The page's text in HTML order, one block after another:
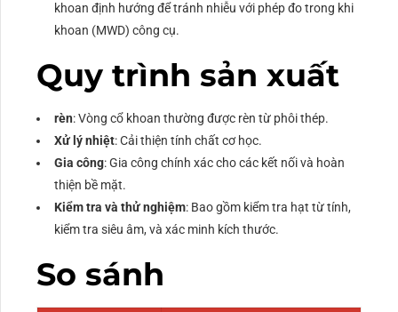
khoan định hướng để tránh nhiễu với phép đo trong khi
khoan (MWD) công cụ.
Quy trình sản xuất
rèn: Vòng cổ khoan thường được rèn từ phôi thép.
Xử lý nhiệt: Cải thiện tính chất cơ học.
Gia công: Gia công chính xác cho các kết nối và hoàn
thiện bề mặt.
Kiểm tra và thử nghiệm: Bao gồm kiểm tra hạt từ tính,
kiểm tra siêu âm, và xác minh kích thước.
So sánh